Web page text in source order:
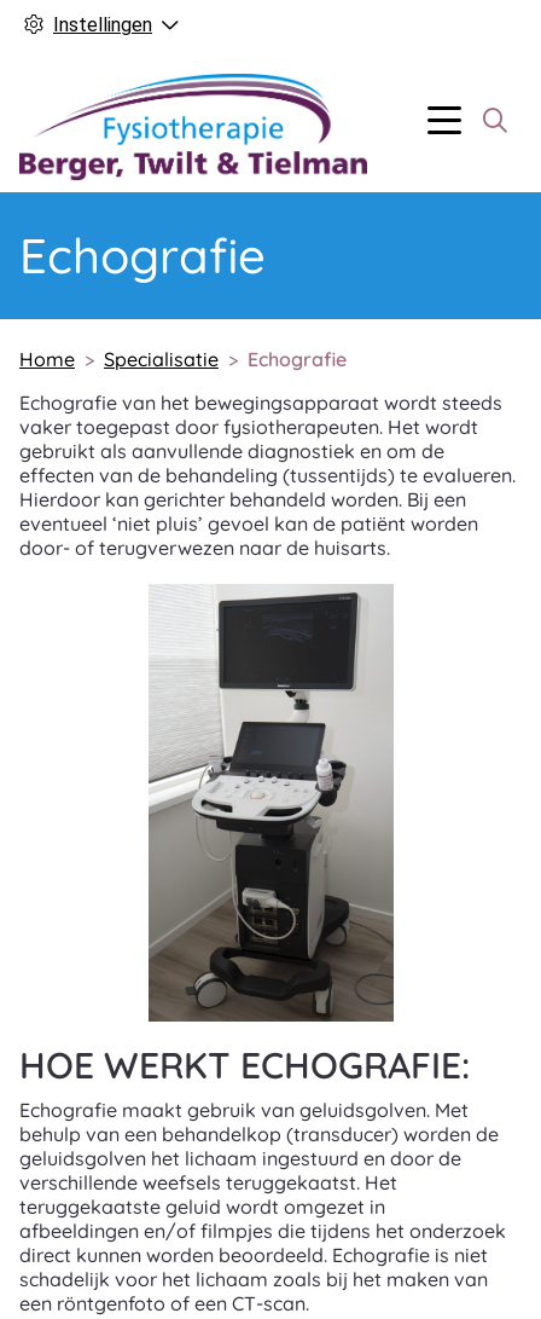
Instellingen
Menu
Home Specialisatie Echografie
Echografie
Echografie van het bewegingsapparaat wordt steeds
vaker toegepast door fysiotherapeuten. Het wordt
gebruikt als aanvullende diagnostiek en om de
effecten van de behandeling (tussentijds) te evalueren.
Hierdoor kan gerichter behandeld worden. Bij een
eventueel ‘niet pluis’ gevoel kan de patiënt worden
door- of terugverwezen naar de huisarts.
HOE WERKT ECHOGRAFIE:
Echografie maakt gebruik van geluidsgolven. Met
behulp van een behandelkop (transducer) worden de
geluidsgolven het lichaam ingestuurd en door de
verschillende weefsels teruggekaatst. Het
teruggekaatste geluid wordt omgezet in
afbeeldingen en/of filmpjes die tijdens het onderzoek
direct kunnen worden beoordeeld. Echografie is niet
schadelijk voor het lichaam zoals bij het maken van
een röntgenfoto of een CT-scan.